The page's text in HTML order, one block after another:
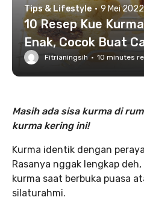
Tips & Lifestyle · 9 Mei 2022
10 Resep Kue
Enak, Cocok Buat
Fitrianingsih · 10 minutes
Masih ada sisa kurma di
kurma kering ini!
Kurma identik dengan
Rasanya nggak lengkap
kurma saat berbuka puasa
silaturahmi.